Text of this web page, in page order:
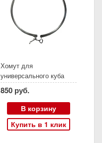
Хомут для
универсального куба
серии D320
850 руб.
В корзину
Купить в 1 клик